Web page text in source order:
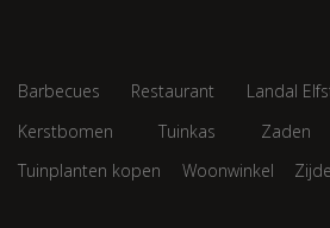
Barbecues Restaurant Landal
Kerstbomen
Tuinkas Zaden
Tuinplanten kopen
Woonwinkel